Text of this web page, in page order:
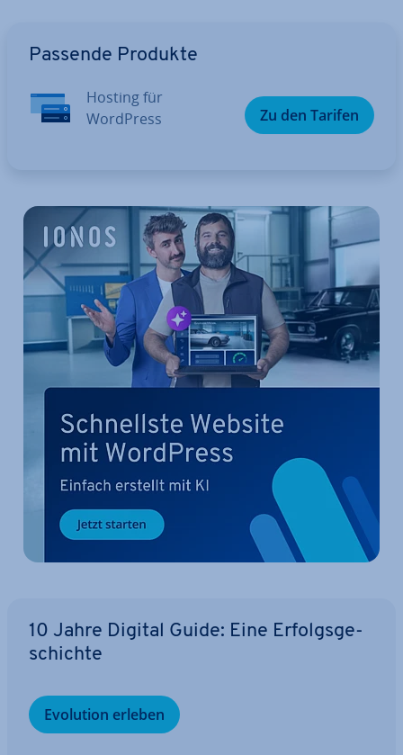
Passende Produkte
Hosting für
WordPress
Zu den Tarifen
10 Jahre Digital Guide: Eine Er­folgs­ge­
schich­te
Evolution erleben